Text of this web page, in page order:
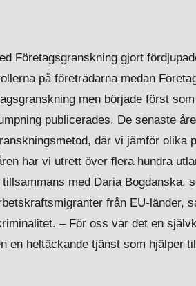
Företagsgranskning gjort
på företrädarna medan
men började först
publicerades. De senaste
där vi jämför olika
har vi utrett över flera hundra
med Daria Bogdanska,
från EU-länder,
– För oss var det en
en heltäckande tjänst som hjälper